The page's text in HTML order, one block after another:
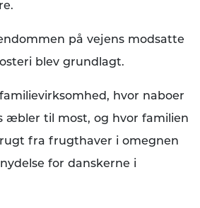
på vejens modsatte
blev grundlagt.
hvor naboer
æbler til most, og hvor familien
fra frugthaver i omegnen
for danskerne i